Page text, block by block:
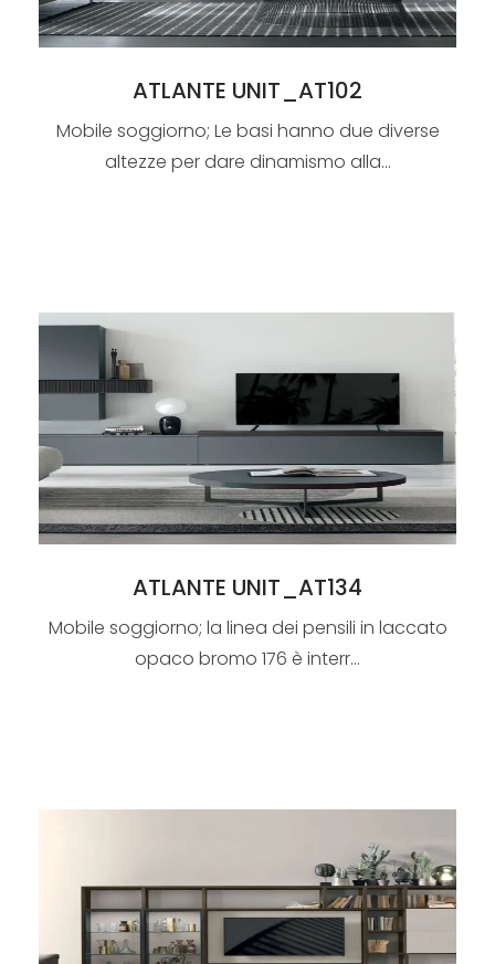
ATLANTE UNIT_AT102
Mobile soggiorno; Le basi hanno due diverse
altezze per dare dinamismo alla...
ATLANTE UNIT_AT134
Mobile soggiorno; la linea dei pensili in laccato
opaco bromo 176 è interr...